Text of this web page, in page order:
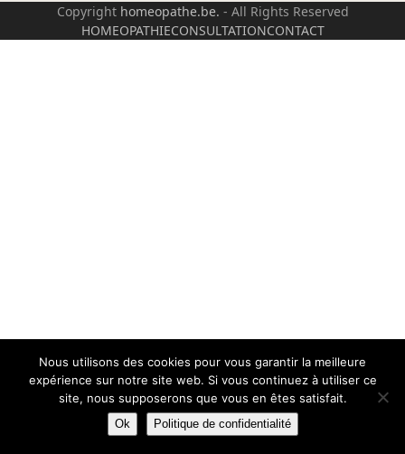
Copyright homeopathe.be. - All Rights Reserved
HOMEOPATHIECONSULTATIONCONTACT
Nous utilisons des cookies pour vous garantir la meilleure
expérience sur notre site web. Si vous continuez à utiliser ce
site, nous supposerons que vous en êtes satisfait.
Ok Politique de confidentialité